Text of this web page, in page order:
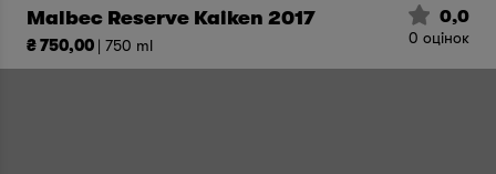
Malbec Reserve Kaiken 2017
₴ 750,00 | 750 ml
0,0
0 оцінок